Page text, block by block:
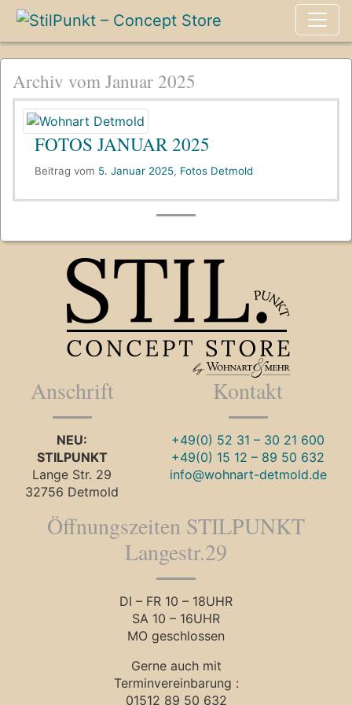
Archiv vom Januar 2025
FOTOS JANUAR 2025
Beitrag vom 5. Januar 2025, Fotos Detmold
Anschrift
NEU:
STILPUNKT
Lange Str. 29
32756 Detmold
Kontakt
+49(0) 52 31 – 30 21 600
+49(0) 15 12 – 89 50 632
info@wohnart-detmold.de
Öffnungszeiten STILPUNKT
Langestr.29
DI – FR 10 – 18UHR
SA 10 – 16UHR
MO geschlossen
Gerne auch mit
Terminvereinbarung :
01512 89 50 632